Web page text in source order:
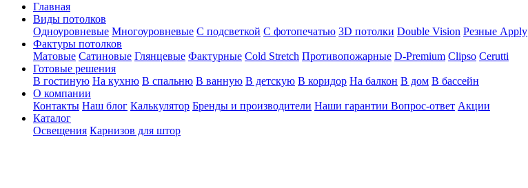
Главная
Виды потолков
Одноуровневые Многоуровневые С подсветкой С фотопечатью 3D потолки Double Vision Резные Apply
Фактуры потолков
Матовые Сатиновые Глянцевые Фактурные Cold Stretch Противопожарные D-Premium Clipso Cerutti
Готовые решения
В гостиную На кухню В спальню В ванную В детскую В коридор На балкон В дом В бассейн
О компании
Контакты Наш блог Калькулятор Бренды и производители Наши гарантии Вопрос-ответ Акции
Каталог
Освещения Карнизов для штор